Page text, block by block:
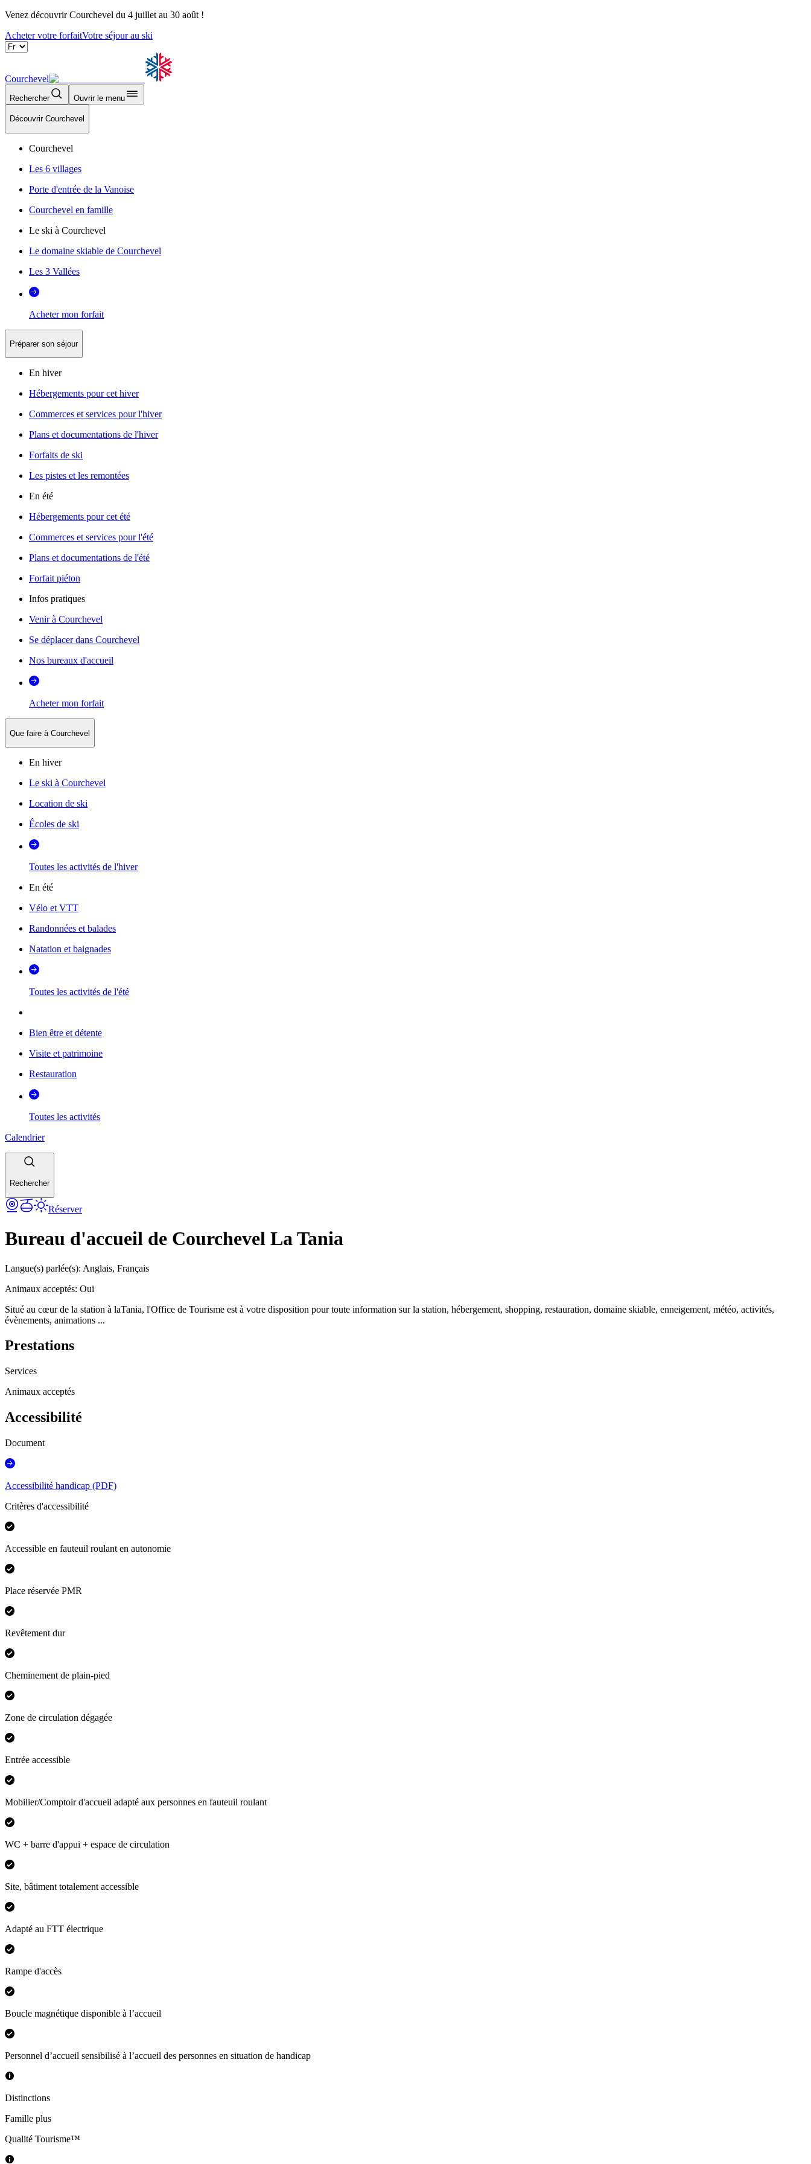
Venez découvrir Courchevel du 4 juillet au 30 août !
Acheter votre forfaitVotre séjour au ski
Courchevel
Rechercher Ouvrir le menu
Découvrir Courchevel
Courchevel
Les 6 villages
Porte d'entrée de la Vanoise
Courchevel en famille
Le ski à Courchevel
Le domaine skiable de Courchevel
Les 3 Vallées
Acheter mon forfait
Préparer son séjour
En hiver
Hébergements pour cet hiver
Commerces et services pour l'hiver
Plans et documentations de l'hiver
Forfaits de ski
Les pistes et les remontées
En été
Hébergements pour cet été
Commerces et services pour l'été
Plans et documentations de l'été
Forfait piéton
Infos pratiques
Venir à Courchevel
Se déplacer dans Courchevel
Nos bureaux d'accueil
Acheter mon forfait
Que faire à Courchevel
En hiver
Le ski à Courchevel
Location de ski
Écoles de ski
Toutes les activités de l'hiver
En été
Vélo et VTT
Randonnées et balades
Natation et baignades
Toutes les activités de l'été
Bien être et détente
Visite et patrimoine
Restauration
Toutes les activités
Calendrier
Rechercher
Réserver
Bureau d'accueil de Courchevel La Tania
Langue(s) parlée(s): Anglais, Français
Animaux acceptés: Oui
Situé au cœur de la station à laTania, l'Office de Tourisme est à votre disposition pour toute information sur la station, hébergement, shopping, restauration, domaine skiable, enneigement, météo, activités,
évènements, animations ...
Prestations
Services
Animaux acceptés
Accessibilité
Document
Accessibilité handicap (PDF)
Critères d'accessibilité
Accessible en fauteuil roulant en autonomie
Place réservée PMR
Revêtement dur
Cheminement de plain-pied
Zone de circulation dégagée
Entrée accessible
Mobilier/Comptoir d'accueil adapté aux personnes en fauteuil roulant
WC + barre d'appui + espace de circulation
Site, bâtiment totalement accessible
Adapté au FTT électrique
Rampe d'accès
Boucle magnétique disponible à l’accueil
Personnel d’accueil sensibilisé à l’accueil des personnes en situation de handicap
Distinctions
Famille plus
Qualité Tourisme™